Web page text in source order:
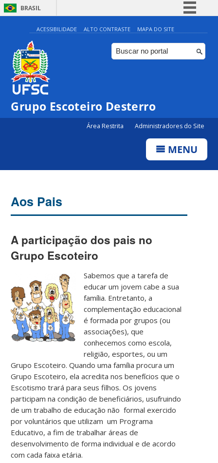
BRASIL
Simplifique!
Comunica BR
Participe
Canais
ACESSIBILIDADE ALTO CONTRASTE MAPA DO SITE
Grupo Escoteiro Desterro
Área Restrita Administradores do Site
MENU
Aos Pais
A participação dos pais no
Grupo Escoteiro
Sabemos que a tarefa de
educar um jovem cabe a sua
família. Entretanto, a
complementação educacional
é formada por grupos (ou
associações), que
conhecemos como escola,
religião, esportes, ou um
Grupo Escoteiro. Quando uma família procura um
Grupo Escoteiro, ela acredita nos benefícios que o
Escotismo trará para seus filhos. Os jovens
participam na condição de beneficiários, usufruindo
de um trabalho de educação não formal exercido
por voluntários que utilizam um Programa
Educativo, a fim de trabalhar áreas de
desenvolvimento de forma individual e de acordo
com cada faixa etária.